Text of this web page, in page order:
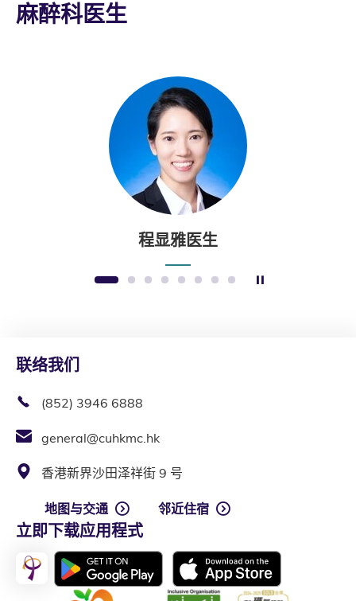
麻醉科医生
程显雅医生
1 2 3 4 5 6 7 8
联络我们
(852) 3946 6888
general@cuhkmc.hk
香港新界沙田泽祥街 9 号
地图与交通 邻近住宿
立即下载应用程式